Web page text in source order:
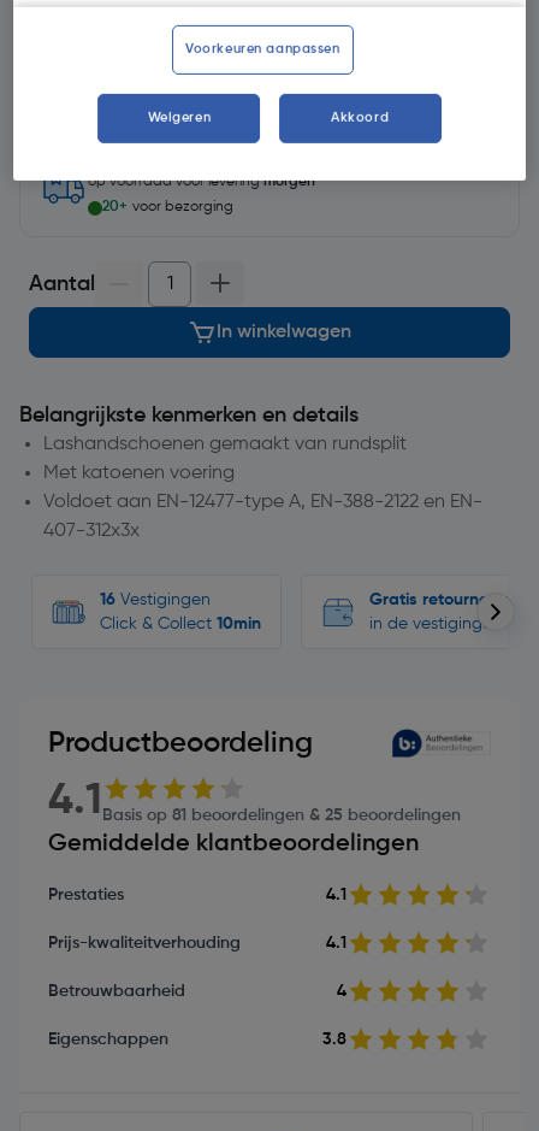
Selecteer vestiging
op voorraadvoor leveringmorgen
20+ voor bezorging
Aantal
In winkelwagen
Belangrijkste kenmerken en details
Lashandschoenen gemaakt van rundsplit
Met katoenen voering
Voldoet aan EN-12477-type A, EN-388-2122 en EN-
407-312x3x
16 Vestigingen
Click & Collect 10min
Gratis retourneren
in de vestigingen
Productbeoordeling
4.1 Basis op 81 beoordelingen & 25 beoordelingen
Gemiddelde klantbeoordelingen
Prestaties 4.1
Prijs-kwaliteitverhouding 4.1
Betrouwbaarheid 4
Eigenschappen 3.8
Voorkeuren aanpassen
Weigeren Akkoord